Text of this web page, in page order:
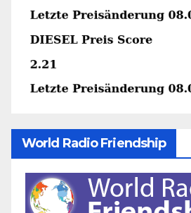
World Radio Friendship